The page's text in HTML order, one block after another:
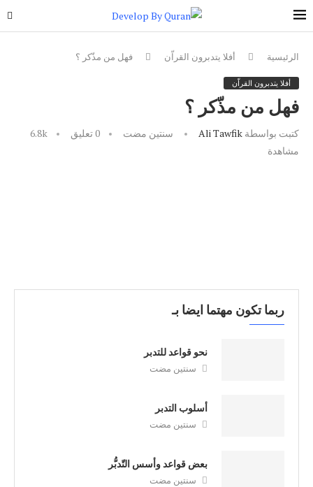
الرئيسية أفلا يتدبرون القراّن فهل من مذّكر ؟
أفلا يتدبرون القراّن
فهل من مذّكر ؟
كتبت بواسطة Ali Tawfik سنتين مضت 0 تعليق
6.8k
مشاهدة
ربما تكون مهتما ايضا بـ
نحو قواعد للتدبر
سنتين مضت
أسلوب التدبر
سنتين مضت
بعض قواعد وأسس التّدبُّر
سنتين مضت